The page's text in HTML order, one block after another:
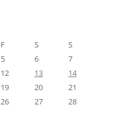
F S
S
5 6
7
12 13
14
19 20
21
26 27
28